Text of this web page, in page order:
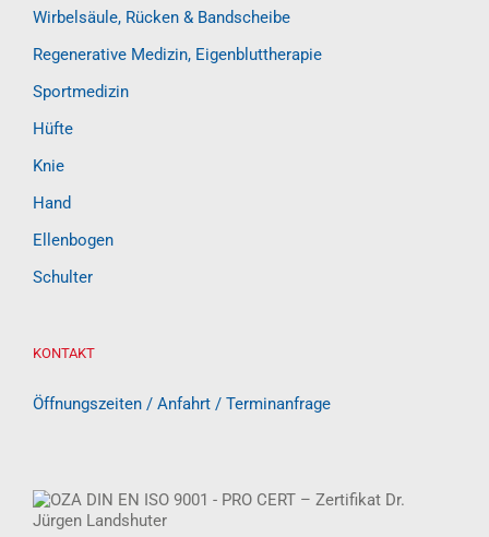
Wirbelsäule, Rücken & Bandscheibe
Regenerative Medizin, Eigenbluttherapie
Sportmedizin
Hüfte
Knie
Hand
Ellenbogen
Schulter
KONTAKT
Öffnungszeiten / Anfahrt / Terminanfrage